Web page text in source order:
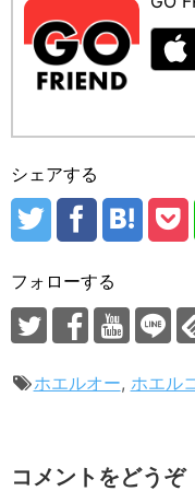
シェアする
フォローする
ホエルオー, ホエル
コメントをどうぞ